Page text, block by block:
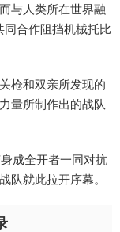
与人类所在世界融
合作阻挡机械托比
枪和双亲所发现的
量所制作出的战队
成全开者一同对抗
队就此拉开序幕。